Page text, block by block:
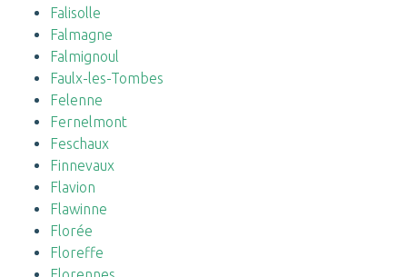
Falisolle
Falmagne
Falmignoul
Faulx-les-Tombes
Felenne
Fernelmont
Feschaux
Finnevaux
Flavion
Flawinne
Florée
Floreffe